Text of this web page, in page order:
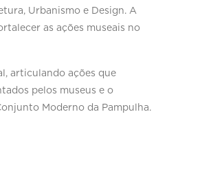
Urbanismo e Design. A
as ações museais no
articulando ações que
pelos museus e o
Moderno da Pampulha.